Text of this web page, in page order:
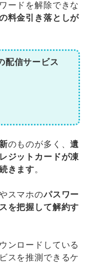
ードを解除できな
料金引き落としが
配信サービス
のものが多く、遺
ジットカードが凍
きます。
スマホのパスワー
を把握して解約す
ンロードしている
スを推測できるケ